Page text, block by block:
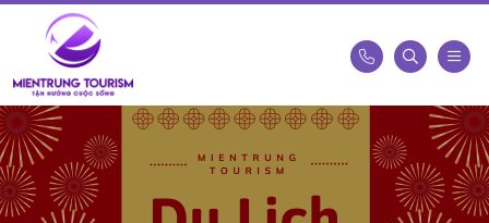
Công
Ty
Du
Lịch
Kết